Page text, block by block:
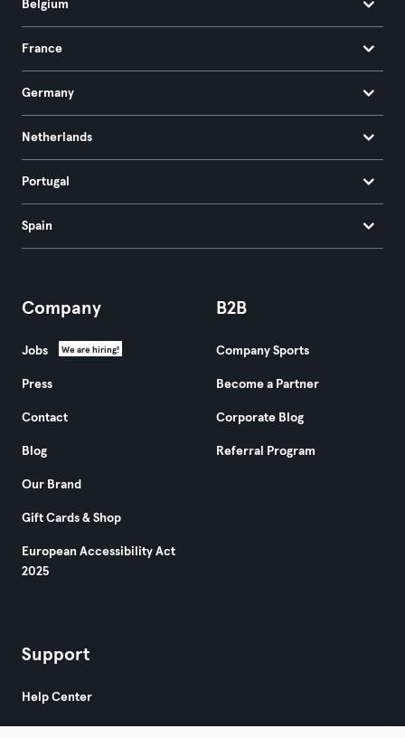
Belgium
France
Germany
Netherlands
Portugal
Spain
Company
Jobs We are hiring!
Press
Contact
Blog
Our Brand
Gift Cards & Shop
European Accessibility Act
2025
B2B
Company Sports
Become a Partner
Corporate Blog
Referral Program
Support
Help Center